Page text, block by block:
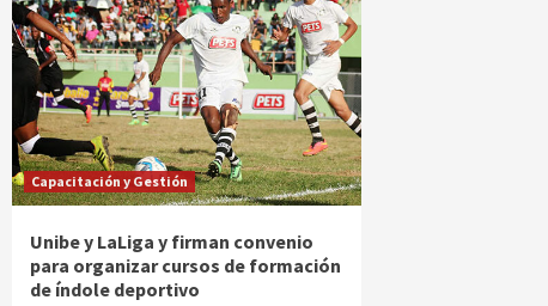
Capacitación y Gestión
Unibe y LaLiga y firman convenio
para organizar cursos de formación
de índole deportivo